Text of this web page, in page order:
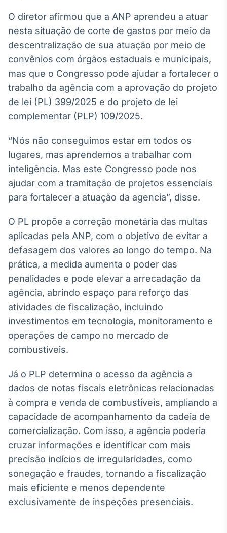
notícias
Broadcast
Widgets
Componentes
para conteúdos e
funcionalidades
Wallboard
Conteúdos e
displays e telas
Broadcast
conteúdos
noticiosos
Soluções de
Tecnologia
Broadcast
Radar
Monitoramento
inteligente de
notícias e
conteúdos
Fundos
A melhor
plataforma para
analisar fundos
de investimento
no Brasil
IA
Em breve
O diretor afirmou que a ANP aprendeu a atuar
nesta situação de corte de gastos por meio da
descentralização de sua atuação por meio de
convênios com órgãos estaduais e municipais,
mas que o Congresso pode ajudar a fortalecer o
trabalho da agência com a aprovação do projeto
de lei (PL) 399/2025 e do projeto de lei
complementar (PLP) 109/2025.
“Nós não conseguimos estar em todos os
lugares, mas aprendemos a trabalhar com
inteligência. Mas este Congresso pode nos
ajudar com a tramitação de projetos essenciais
para fortalecer a atuação da agencia”, disse.
O PL propõe a correção monetária das multas
aplicadas pela ANP, com o objetivo de evitar a
defasagem dos valores ao longo do tempo. Na
prática, a medida aumenta o poder das
penalidades e pode elevar a arrecadação da
agência, abrindo espaço para reforço das
atividades de fiscalização, incluindo
investimentos em tecnologia, monitoramento e
operações de campo no mercado de
combustíveis.
Já o PLP determina o acesso da agência a
dados de notas fiscais eletrônicas relacionadas
à compra e venda de combustíveis, ampliando a
capacidade de acompanhamento da cadeia de
comercialização. Com isso, a agência poderia
cruzar informações e identificar com mais
precisão indícios de irregularidades, como
sonegação e fraudes, tornando a fiscalização
mais eficiente e menos dependente
exclusivamente de inspeções presenciais.